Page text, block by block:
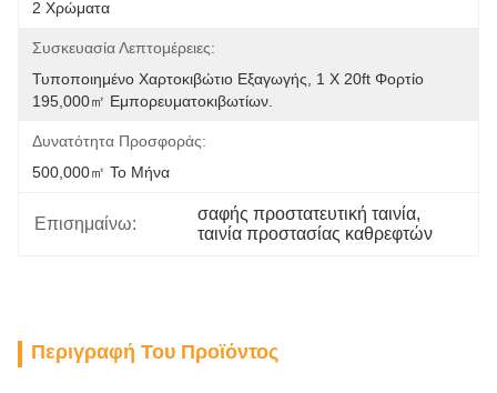
2 Χρώματα
Συσκευασία Λεπτομέρειες:
Τυποποιημένο Χαρτοκιβώτιο Εξαγωγής, 1 X 20ft Φορτίο
195,000㎡ Εμπορευματοκιβωτίων.
Δυνατότητα Προσφοράς:
500,000㎡ Το Μήνα
Επισημαίνω:
σαφής προστατευτική ταινία,
ταινία προστασίας καθρεφτών
Περιγραφή Του Προϊόντος